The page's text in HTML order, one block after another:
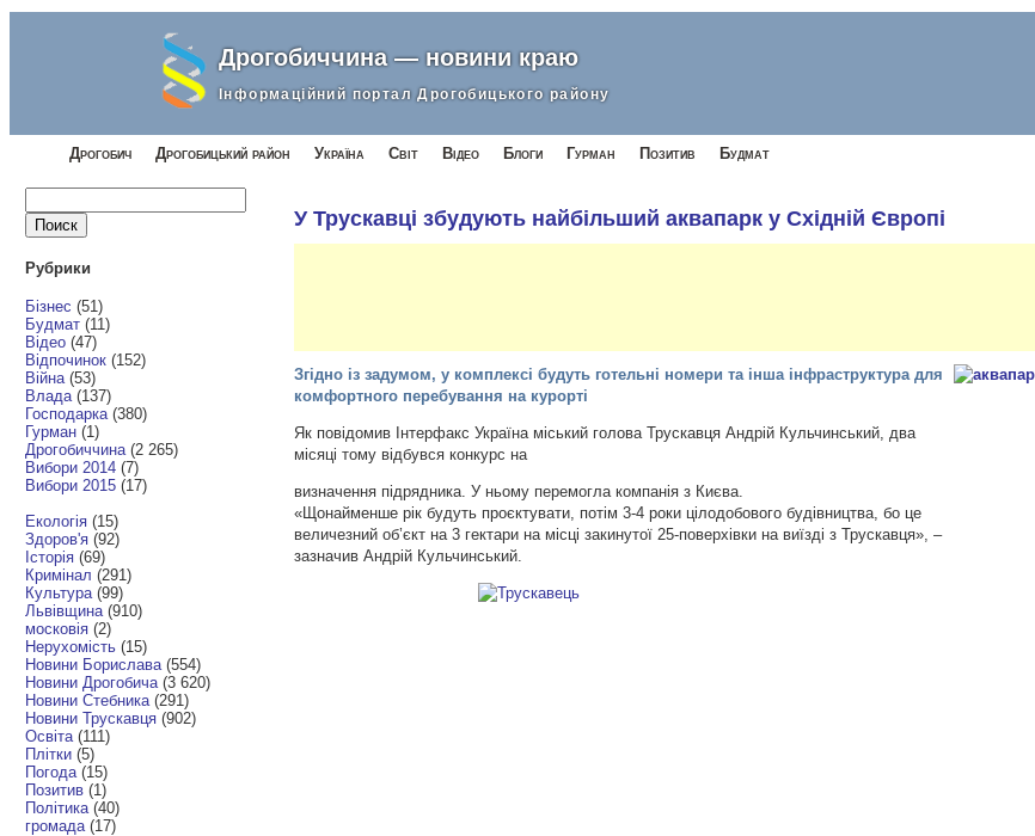
Дрогобиччина — новини краю
Інформаційний портал Дрогобицького району
Дрогобич Дрогобицький район Україна Світ Відео Блоги Гурман Позитив Будмат
Рубрики
Бізнес (51)
Будмат (11)
Відео (47)
Відпочинок (152)
Війна (53)
Влада (137)
Господарка (380)
Гурман (1)
Дрогобиччина (2 265)
Вибори 2014 (7)
Вибори 2015 (17)
Екологія (15)
Здоров'я (92)
Історія (69)
Кримінал (291)
Культура (99)
Львівщина (910)
московія (2)
Нерухомість (15)
Новини Борислава (554)
Новини Дрогобича (3 620)
Новини Стебника (291)
Новини Трускавця (902)
Освіта (111)
Плітки (5)
Погода (15)
Позитив (1)
Політика (40)
громада (17)
У Трускавці збудують найбільший аквапарк у Східній Європі
Згідно із задумом, у комплексі будуть готельні номери та інша інфраструктура для
комфортного перебування на курорті
Як повідомив Інтерфакс Україна міський голова Трускавця Андрій Кульчинський, два
місяці тому відбувся конкурс на
визначення підрядника. У ньому перемогла компанія з Києва.
«Щонайменше рік будуть проєктувати, потім 3-4 роки цілодобового будівництва, бо це
величезний об’єкт на 3 гектари на місці закинутої 25-поверхівки на виїзді з Трускавця», –
зазначив Андрій Кульчинський.